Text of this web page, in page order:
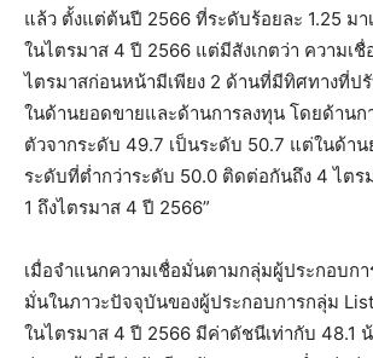
แล้ว ตั้งแต่ต้นปี 2566 ที่ระดับร้อยละ 1.25 มา
ในไตรมาส 4 ปี 2566 แต่มีสังเกตว่า ความเ
ไตรมาสก่อนหน้ามีเพียง 2 ด้านที่มีทิศทางที่ป
ในด้านยอดขายและด้านการลงทุน โดยด้านก
ตัวจากระดับ 49.7 เป็นระดับ 50.7 แต่ในด้า
ระดับที่ต่ำกว่าระดับ 50.0 ติดต่อกันถึง 4 ไตร
1 ถึงไตรมาส 4 ปี 2566”
เมื่อจำแนกความเชื่อมั่นตามกลุ่มผู้ประกอบกา
มั่นในภาวะปัจจุบันของผู้ประกอบการกลุ่ม
ในไตรมาส 4 ปี 2566 มีค่าดัชนีเท่ากับ 48.1